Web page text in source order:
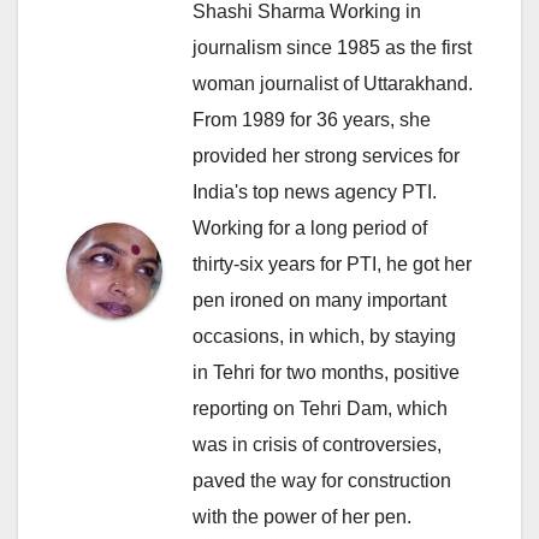
Shashi Sharma Working in
journalism since 1985 as the first
woman journalist of Uttarakhand.
From 1989 for 36 years, she
provided her strong services for
India's top news agency PTI.
Working for a long period of
thirty-six years for PTI, he got her
pen ironed on many important
occasions, in which, by staying
in Tehri for two months, positive
reporting on Tehri Dam, which
was in crisis of controversies,
paved the way for construction
with the power of her pen.